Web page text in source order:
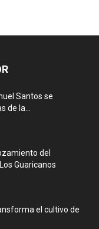
Santos se
de la...
del
Guaricanos
el cultivo de